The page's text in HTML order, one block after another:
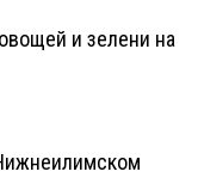
и зелени на